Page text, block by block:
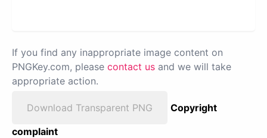
If you find any inappropriate image content on
PNGKey.com, please contact us and we will take
appropriate action.
Download Transparent PNG
Copyright
complaint